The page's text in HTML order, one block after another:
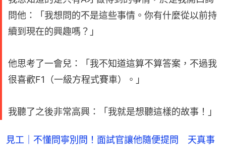
問他：「我想問的不是這些事情。你有什麼從以前持
續到現在的興趣嗎？」
他思考了一會兒：「我不知道這算不算答案，不過我
很喜歡F1（一級方程式賽車）。」
我聽了之後非常高興：「我就是想聽這樣的故事！」
見工｜不懂問寧別問！面試官讓他隨便提問 天真事